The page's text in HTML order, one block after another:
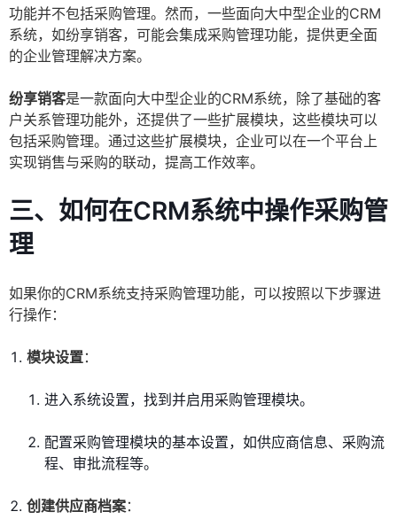
功能并不包括采购管理。然而，一些面向大中型企业的CRM
系统，如纷享销客，可能会集成采购管理功能，提供更全面
的企业管理解决方案。
纷享销客是一款面向大中型企业的CRM系统，除了基础的客
户关系管理功能外，还提供了一些扩展模块，这些模块可以
包括采购管理。通过这些扩展模块，企业可以在一个平台上
实现销售与采购的联动，提高工作效率。
三、如何在CRM系统中操作采购管
理
如果你的CRM系统支持采购管理功能，可以按照以下步骤进
行操作：
模块设置：
进入系统设置，找到并启用采购管理模块。
配置采购管理模块的基本设置，如供应商信息、采购流
程、审批流程等。
创建供应商档案：